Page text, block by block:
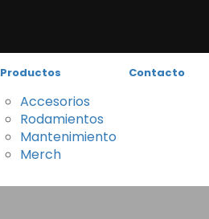
Productos
Accesorios
Rodamientos
Mantenimiento
Merch
Contacto